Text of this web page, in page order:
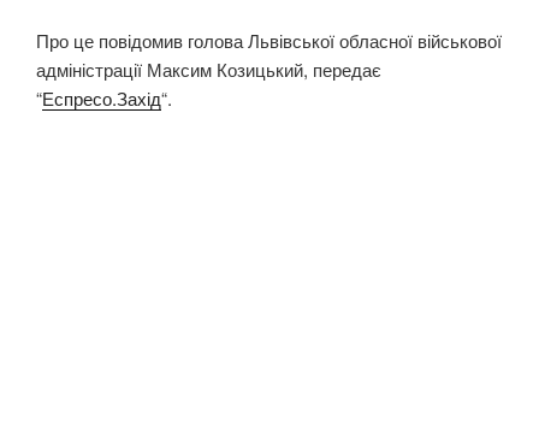
Про це повідомив голова Львівської обласної військової
адміністрації Максим Козицький, передає
“Еспресо.Захід“.